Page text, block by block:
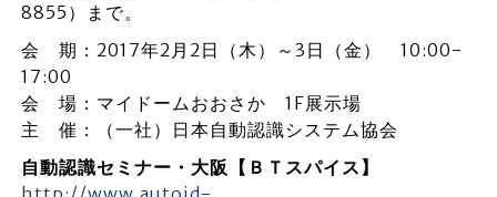
8855）まで。
会 期：2017年2月2日（木）～3日（金） 10:00-
17:00
会 場：マイドームおおさか 1F展示場
主 催：（一社）日本自動認識システム協会
自動認識セミナー・大阪【ＢＴスパイス】